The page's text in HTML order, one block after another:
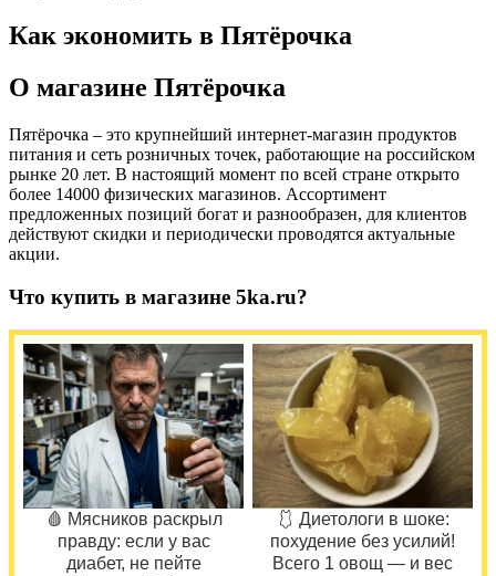
Как экономить в Пятёрочка
О магазине Пятёрочка
Пятёрочка – это крупнейший интернет-магазин продуктов
питания и сеть розничных точек, работающие на российском
рынке 20 лет. В настоящий момент по всей стране открыто
более 14000 физических магазинов. Ассортимент
предложенных позиций богат и разнообразен, для клиентов
действуют скидки и периодически проводятся актуальные
акции.
Что купить в магазине 5ka.ru?
🩸 Мясников раскрыл
правду: если у вас
диабет, не пейте
🩱 Диетологи в шоке:
похудение без усилий!
Всего 1 овощ — и вес